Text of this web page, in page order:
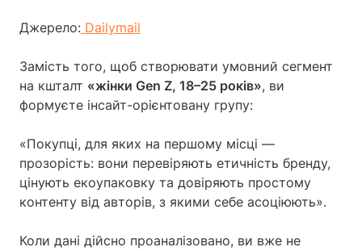
Джерело: Dailymail
Замість того, щоб створювати умовний сегмент
на кшталт «жінки Gen Z, 18–25 років», ви
формуєте інсайт-орієнтовану групу:
«Покупці, для яких на першому місці —
прозорість: вони перевіряють етичність бренду,
цінують екоупаковку та довіряють простому
контенту від авторів, з якими себе асоціюють».
Коли дані дійсно проаналізовано, ви вже не